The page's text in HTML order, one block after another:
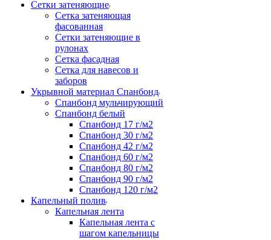
Сетки затеняющие
Сетка затеняющая
фасованная
Сетки затеняющие в
рулонах
Сетка фасадная
Сетка для навесов и
заборов
Укрывной материал Спанбонд
Спанбонд мульчирующий
Спанбонд белый
Спанбонд 17 г/м2
Спанбонд 30 г/м2
Спанбонд 42 г/м2
Спанбонд 60 г/м2
Спанбонд 80 г/м2
Спанбонд 90 г/м2
Спанбонд 120 г/м2
Капельный полив
Капельная лента
Капельная лента с
шагом капельницы